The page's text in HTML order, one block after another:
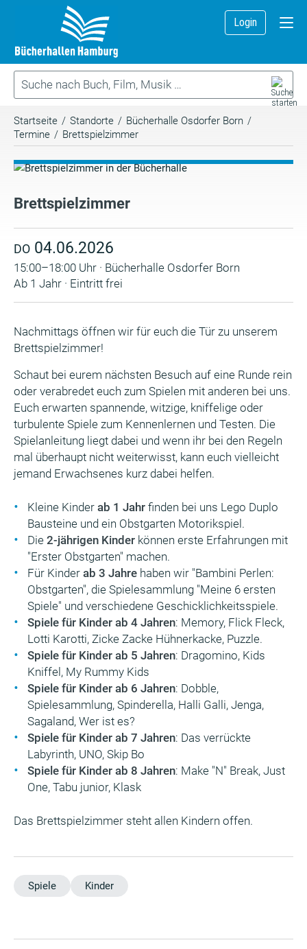
Login
Startseite / Standorte / Bücherhalle Osdorfer Born /
Termine / Brettspielzimmer
Brettspielzimmer
DO 04.06.2026
15:00–18:00 Uhr · Bücherhalle Osdorfer Born
Ab 1 Jahr · Eintritt frei
Nachmittags öffnen wir für euch die Tür zu unserem
Brettspielzimmer!
Schaut bei eurem nächsten Besuch auf eine Runde rein
oder verabredet euch zum Spielen mit anderen bei uns.
Euch erwarten spannende, witzige, kniffelige oder
turbulente Spiele zum Kennenlernen und Testen. Die
Spielanleitung liegt dabei und wenn ihr bei den Regeln
mal überhaupt nicht weiterwisst, kann euch vielleicht
jemand Erwachsenes kurz dabei helfen.
Kleine Kinder ab 1 Jahr finden bei uns Lego Duplo
Bausteine und ein Obstgarten Motorikspiel.
Die 2-jährigen Kinder können erste Erfahrungen mit
"Erster Obstgarten" machen.
Für Kinder ab 3 Jahre haben wir "Bambini Perlen:
Obstgarten", die Spielesammlung "Meine 6 ersten
Spiele" und verschiedene Geschicklichkeitsspiele.
Spiele für Kinder ab 4 Jahren: Memory, Flick Fleck,
Lotti Karotti, Zicke Zacke Hühnerkacke, Puzzle.
Spiele für Kinder ab 5 Jahren: Dragomino, Kids
Kniffel, My Rummy Kids
Spiele für Kinder ab 6 Jahren: Dobble,
Spielesammlung, Spinderella, Halli Galli, Jenga,
Sagaland, Wer ist es?
Spiele für Kinder ab 7 Jahren: Das verrückte
Labyrinth, UNO, Skip Bo
Spiele für Kinder ab 8 Jahren: Make "N" Break, Just
One, Tabu junior, Klask
Das Brettspielzimmer steht allen Kindern offen.
Spiele Kinder